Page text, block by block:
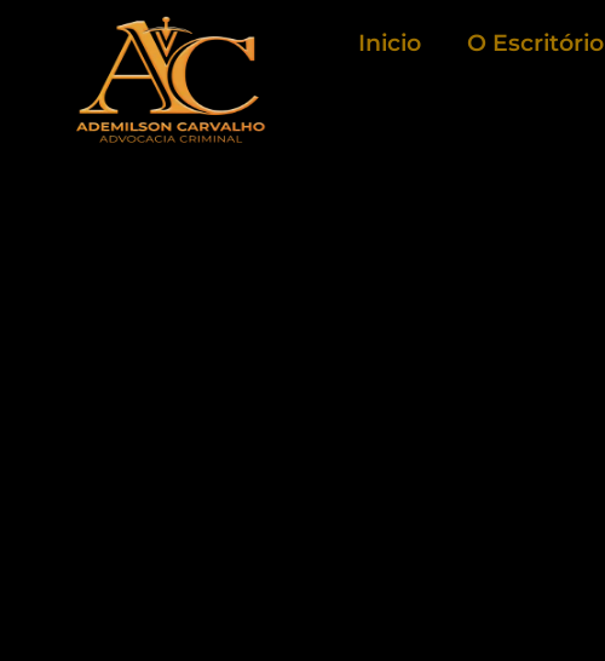
conteúdo
Inicio O Escritório